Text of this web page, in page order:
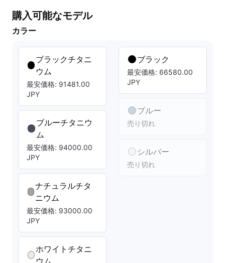
購入可能なモデル
カラー
ブラックチタニ
ウム
最安価格: 91481.00
JPY
ブルーチタニウ
ム
最安価格: 94000.00
JPY
ナチュラルチタ
ニウム
最安価格: 93000.00
JPY
ホワイトチタニ
ウム
ブラック
最安価格: 66580.00
JPY
ブルー
売り切れ
シルバー
売り切れ